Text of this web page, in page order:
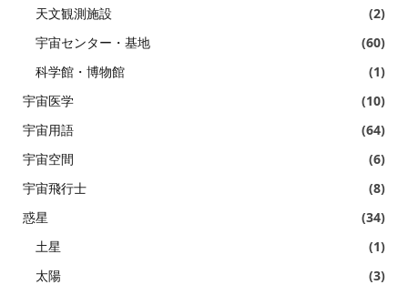
天文観測施設
(2)
宇宙センター・基地
(60)
科学館・博物館
(1)
宇宙医学
(10)
宇宙用語
(64)
宇宙空間
(6)
宇宙飛行士
(8)
惑星
(34)
土星
(1)
太陽
(3)